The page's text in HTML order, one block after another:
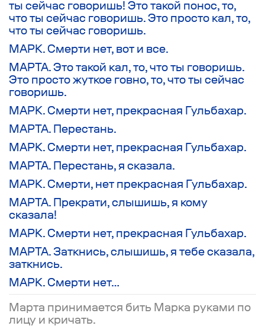
ты сейчас говоришь! Это такой понос, то,
что ты сейчас говоришь. Это просто кал, то,
что ты сейчас говоришь.
МАРК. Смерти нет, вот и все.
МАРТА. Это такой кал, то, что ты говоришь.
Это просто жуткое говно, то, что ты сейчас
говоришь.
МАРК. Смерти нет, прекрасная Гульбахар.
МАРТА. Перестань.
МАРК. Смерти нет, прекрасная Гульбахар.
МАРТА. Перестань, я сказала.
МАРК. Смерти, нет прекрасная Гульбахар.
МАРТА. Прекрати, слышишь, я кому
сказала!
МАРК. Смерти нет, прекрасная Гульбахар.
МАРТА. Заткнись, слышишь, я тебе сказала,
заткнись.
МАРК. Смерти нет…
Марта принимается бить Марка руками по
лицу и кричать.